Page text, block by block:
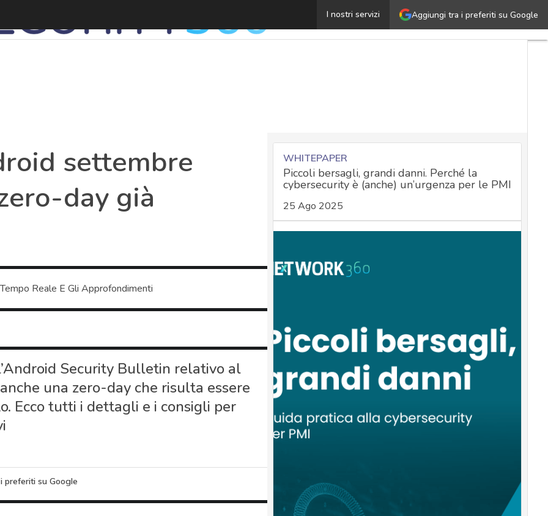
Aggiungi tra i preferiti su Google
I nostri servizi
Aggiornamenti Android settembre 2024, corretta una
settembre
day già
Reale E Gli Approfondimenti
Security Bulletin relativo al
una zero-day che risulta essere
Ecco tutti i dettagli e i consigli per
preferiti su Google
WHITEPAPER
Piccoli bersagli, grandi danni. Perché la
cybersecurity è (anche) un’urgenza per le PMI
25 Ago 2025